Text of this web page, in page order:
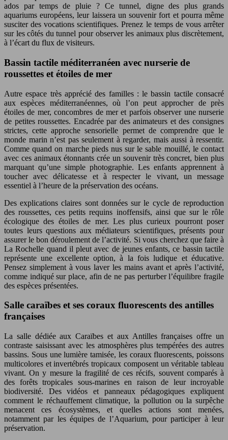
ados par temps de pluie ? Ce tunnel, digne des plus grands
aquariums européens, leur laissera un souvenir fort et pourra même
susciter des vocations scientifiques. Prenez le temps de vous arrêter
sur les côtés du tunnel pour observer les animaux plus discrètement,
à l’écart du flux de visiteurs.
Bassin tactile méditerranéen avec nurserie de
roussettes et étoiles de mer
Autre espace très apprécié des familles : le bassin tactile consacré
aux espèces méditerranéennes, où l’on peut approcher de près
étoiles de mer, concombres de mer et parfois observer une nurserie
de petites roussettes. Encadrée par des animateurs et des consignes
strictes, cette approche sensorielle permet de comprendre que le
monde marin n’est pas seulement à regarder, mais aussi à ressentir.
Comme quand on marche pieds nus sur le sable mouillé, le contact
avec ces animaux étonnants crée un souvenir très concret, bien plus
marquant qu’une simple photographie. Les enfants apprennent à
toucher avec délicatesse et à respecter le vivant, un message
essentiel à l’heure de la préservation des océans.
Des explications claires sont données sur le cycle de reproduction
des roussettes, ces petits requins inoffensifs, ainsi que sur le rôle
écologique des étoiles de mer. Les plus curieux pourront poser
toutes leurs questions aux médiateurs scientifiques, présents pour
assurer le bon déroulement de l’activité. Si vous cherchez que faire à
La Rochelle quand il pleut avec de jeunes enfants, ce bassin tactile
représente une excellente option, à la fois ludique et éducative.
Pensez simplement à vous laver les mains avant et après l’activité,
comme indiqué sur place, afin de ne pas perturber l’équilibre fragile
des espèces présentées.
Salle caraïbes et ses coraux fluorescents des antilles
françaises
La salle dédiée aux Caraïbes et aux Antilles françaises offre un
contraste saisissant avec les atmosphères plus tempérées des autres
bassins. Sous une lumière tamisée, les coraux fluorescents, poissons
multicolores et invertébrés tropicaux composent un véritable tableau
vivant. On y mesure la fragilité de ces récifs, souvent comparés à
des forêts tropicales sous-marines en raison de leur incroyable
biodiversité. Des vidéos et panneaux pédagogiques expliquent
comment le réchauffement climatique, la pollution ou la surpêche
menacent ces écosystèmes, et quelles actions sont menées,
notamment par les équipes de l’Aquarium, pour participer à leur
préservation.